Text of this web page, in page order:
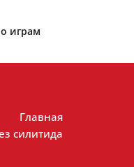
играм
Главная
силитида